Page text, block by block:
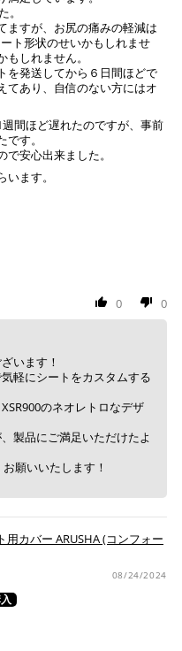
ますが、お尻の痛みの軽減は
ト形状のせいかもしれませ
しれません。
を発送してから６日間ほどで
てあり、自信のない方にはオ
間ほど遅れたのですが、事前
す。
安心出来ました。
ます。
0 0
います！
軽にシートをカスタムする
のネオレトロなデザ
製品にご満足いただけたよ
願いいたします！
カバー ARUSHA (コンフォー
08/24/2024